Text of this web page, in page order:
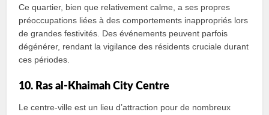
Ce quartier, bien que relativement calme, a ses propres
préoccupations liées à des comportements inappropriés lors
de grandes festivités. Des événements peuvent parfois
dégénérer, rendant la vigilance des résidents cruciale durant
ces périodes.
10. Ras al-Khaimah City Centre
Le centre-ville est un lieu d’attraction pour de nombreux